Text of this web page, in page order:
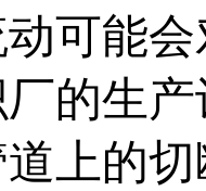
可能
的生
上的